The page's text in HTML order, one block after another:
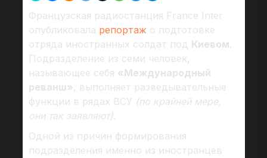
Французская радиостанция France Inter
опубликовала репортаж о подготовке
отряда иностранных солдат под Киевом.
Подразделение из семи человек,
называющее себя «Международный
реванш» , выполняет разведывательные
функции в рядах ВСУ (по крайней мере,
они так заявляют).
Одной из причин формирования
подразделения именно из иностранцев